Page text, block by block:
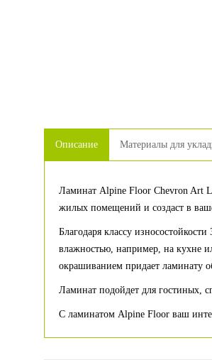
Описание Материалы для
Ламинат Alpine Floor Chevron Art
жилых помещений и создаст в
Благодаря классу
влажностью, например, на кухне
окрашиванием придает ламинату
Ламинат подойдет для гостиных,
С ламинатом Alpine Floor ваш